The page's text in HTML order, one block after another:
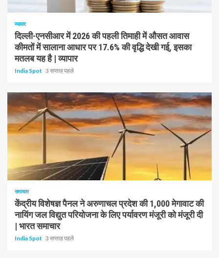
व्यापार
दिल्ली-एनसीआर में 2026 की पहली तिमाही में औसत आवास
कीमतों में सालाना आधार पर 17.6% की वृद्धि देखी गई, इसका
मतलब यह है | व्यापार
India Spot 3 सप्ताह पहले
1 न्यूनतम पढ़ा
समाचार
केंद्रीय विशेषज्ञ पैनल ने अरुणाचल प्रदेश की 1,000 मेगावाट की
नायिंग जल विद्युत परियोजना के लिए पर्यावरण मंजूरी को मंजूरी दी
| भारत समाचार
India Spot 3 सप्ताह पहले